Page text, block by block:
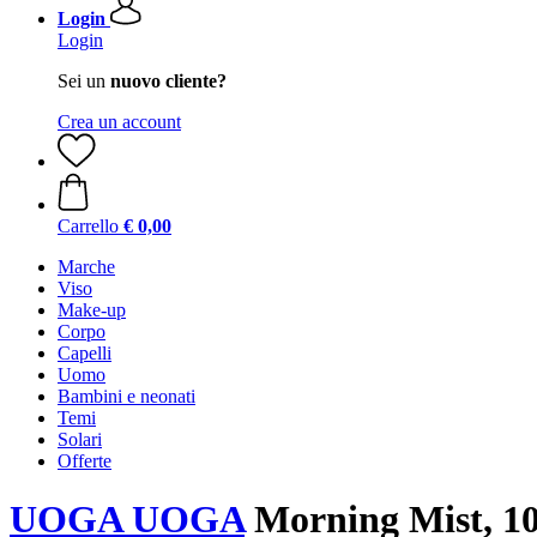
Login
Login
Sei un nuovo cliente?
Crea un account
Carrello € 0,00
Marche
Viso
Make-up
Corpo
Capelli
Uomo
Bambini e neonati
Temi
Solari
Offerte
UOGA UOGAMorning Mist,